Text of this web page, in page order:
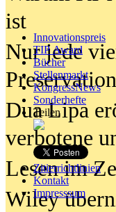
Innovationspreis
TIP Award
Bücher
Stellenmarkt
KongressNews
Sonderhefte
Teilen
Zitierrichtlinien
Kontakt
Impresssum
ist
Nur jede
Dua Lipa
verbotene
Lesen im
Wiley